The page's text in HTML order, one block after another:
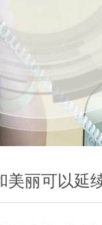
美丽可以延